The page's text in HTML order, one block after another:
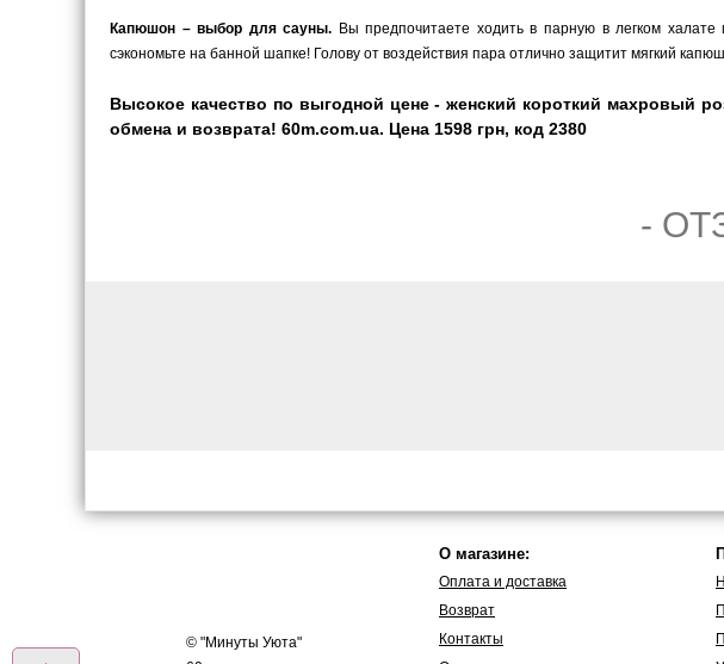
Капюшон – выбор для сауны. Вы предпочитаете ходить в парную в легком
сэкономьте на банной шапке! Голову от воздействия пара отлично защитит мягкий
Высокое качество по выгодной цене - женский короткий махровый
обмена и возврата! 60m.com.ua. Цена 1598 грн, код 2380
-
© "Минуты Уюта"
О магазине:
Оплата и доставка
Возврат
Контакты